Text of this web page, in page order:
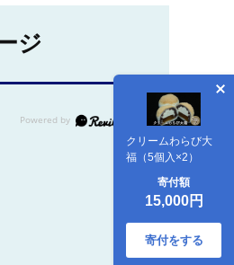
クリームわらび大
福（5個入×2）
寄付額
15,000円
寄付をする
ジ